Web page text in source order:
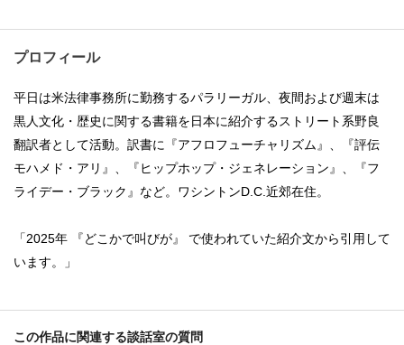
プロフィール
平日は米法律事務所に勤務するパラリーガル、夜間および週末は
黒人文化・歴史に関する書籍を日本に紹介するストリート系野良
翻訳者として活動。訳書に『アフロフューチャリズム』、『評伝
モハメド・アリ』、『ヒップホップ・ジェネレーション』、『フ
ライデー・ブラック』など。ワシントンD.C.近郊在住。
「2025年 『どこかで叫びが』 で使われていた紹介文から引用して
います。」
この作品に関連する談話室の質問